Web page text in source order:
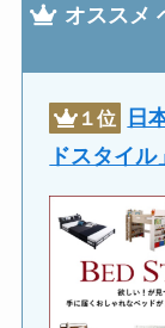
オススメ
１位
日
ドスタイル